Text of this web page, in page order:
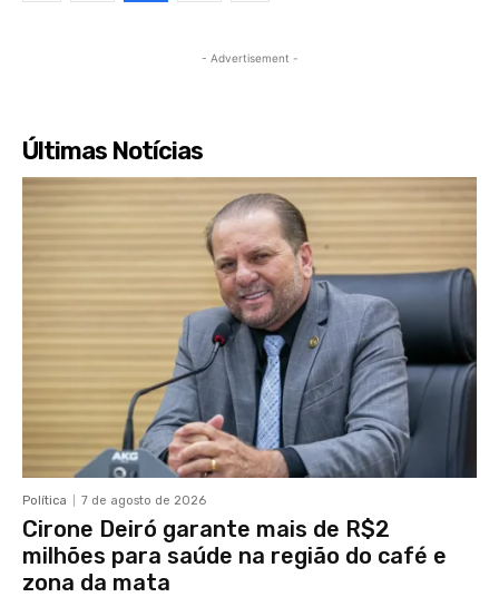
- Advertisement -
Últimas Notícias
Política 7 de agosto de 2026
Cirone Deiró garante mais de R$2
milhões para saúde na região do café e
zona da mata